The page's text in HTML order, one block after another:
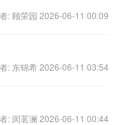
: 顾荣园 2026-06-11 00:09
: 东锦希 2026-06-11 03:54
: 闵茗澜 2026-06-11 00:44